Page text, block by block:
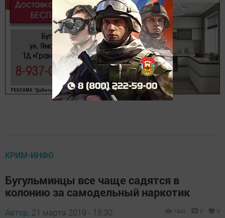
КРИМ-ИНФО
Бугульминцы все чаще садятся в
колонию за самодельный наркотик
Автор, 21 марта 2019 - 18:30 1840 0 0